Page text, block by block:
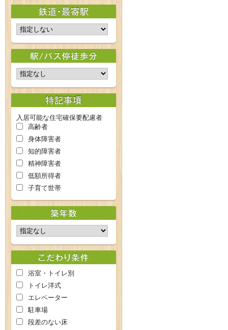
入居可能な住宅確保要配慮者
高齢者
身体障害者
知的障害者
精神障害者
低額所得者
子育て世帯
浴室・トイレ別
トイレ洋式
エレベーター
駐車場
段差のない床